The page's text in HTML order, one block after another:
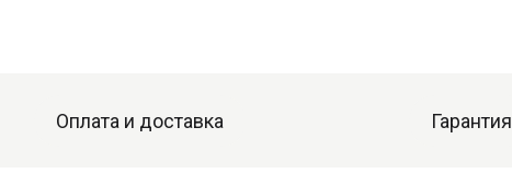
Оплата и доставка Гарантия